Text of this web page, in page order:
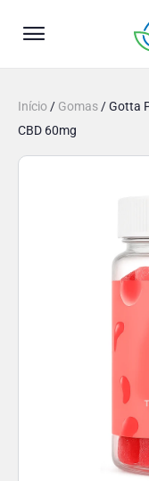
Início / Gomas / Gotta
CBD 60mg